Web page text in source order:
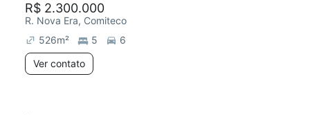
R$ 2.300.000
R. Nova Era, Comiteco
526m² 5
6
Ver contato